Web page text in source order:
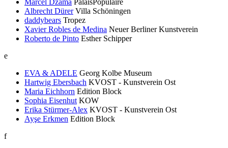
Albrecht Dürer Villa Schöningen
daddybears Tropez
Xavier Robles de Medina Neuer Berliner Kunstverein
Roberto de Pinto Esther Schipper
e
EVA & ADELE Georg Kolbe Museum
Hartwig Ebersbach KVOST - Kunstverein Ost
Maria Eichhorn Edition Block
Sophia Eisenhut KOW
Erika Stürmer-Alex KVOST - Kunstverein Ost
Ayşe Erkmen Edition Block
f